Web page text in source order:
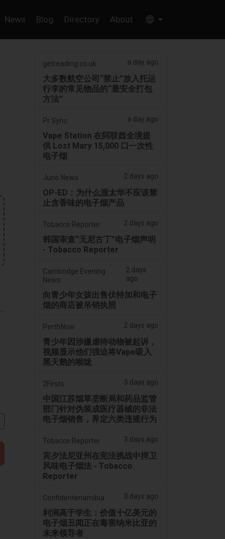
News Blog Directory About
getreading.co.uk a day ago
大多数航空公司“禁止”放入托运
行李的常见物品的“最安全打包
方法”
Pr Sync a day ago
Vape Station 在阿联酋全境提
供 Lost Mary 15,000 口一次性
电子烟
Juno News 2 days ago
OP-ED：为什么渥太华不应该禁
止含香味的电子烟产品
Tobacco Reporter 2 days ago
韩国审查“无尼古丁”电子烟声明
- Tobacco Reporter
Cambridge Evening
News
2 days
ago
向青少年女孩出售伏特加和电子
烟的商店被吊销执照
PerthNow 2 days ago
青少年因涉嫌虐待动物被起诉，
视频显示他们强迫将Vape吸入
黑天鹅的喉咙
2Firsts 3 days ago
中国江苏烟草垄断局和药品监管
部门针对伪装成医疗器械的非法
电子烟销售，界定六类违规行为
Tobacco Reporter 3 days ago
宾夕法尼亚州在宪法挑战中捍卫
风味电子烟法 - Tobacco
Reporter
Confidentenamibia 3 days ago
利润高于学生：价值十亿美元的
电子烟丑闻正在毒害纳米比亚的
未来领导者